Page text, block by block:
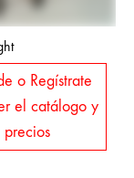
o Regístrate
el catálogo y
precios